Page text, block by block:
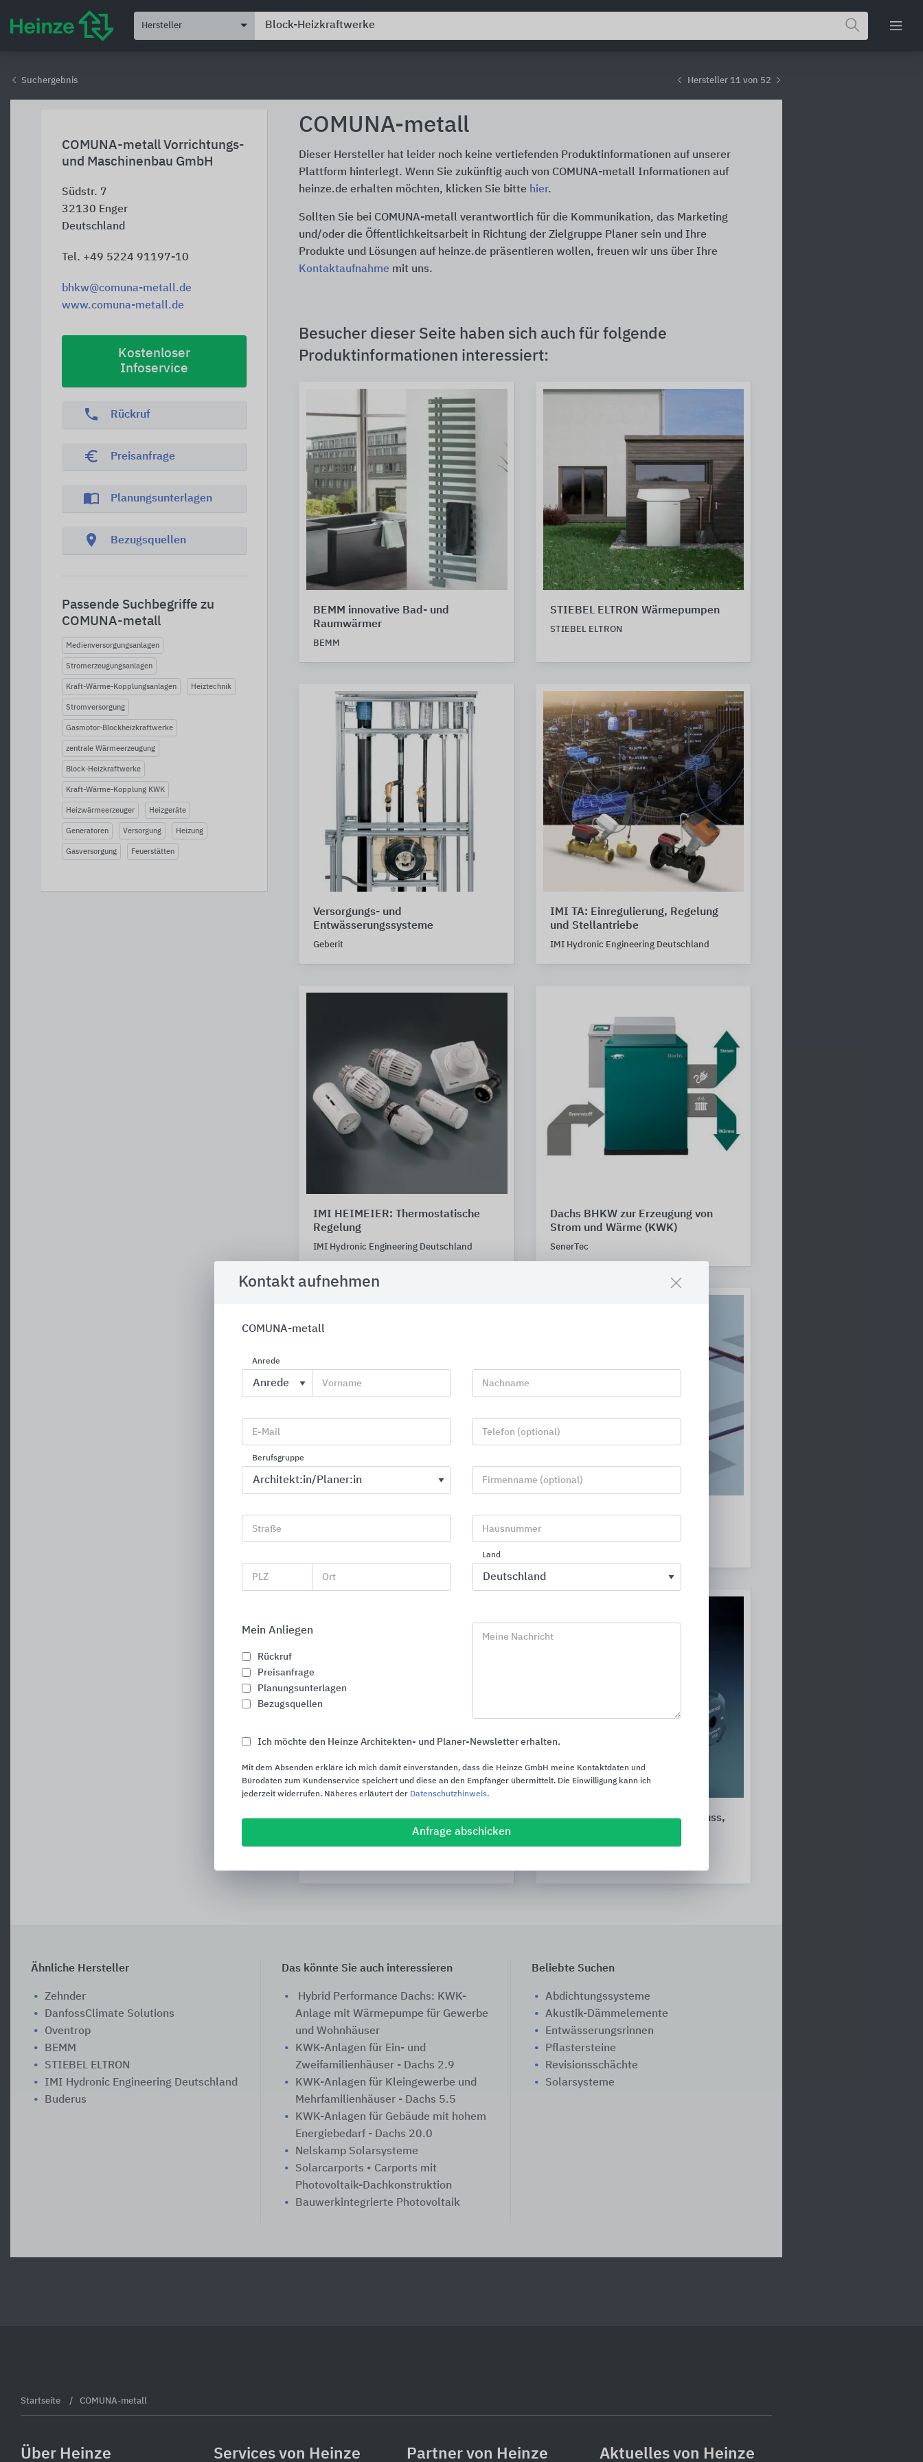
Hersteller
Suchergebnis Hersteller 11 von 52
COMUNA-metall Vorrichtungs-
und Maschinenbau GmbH
Südstr. 7
32130 Enger
Deutschland
Tel. +49 5224 91197-10
bhkw@comuna-metall.de
www.comuna-metall.de
Kostenloser
Infoservice
phone Rückruf
euro_symbol Preisanfrage
import_contacts Planungsunterlagen
location_on Bezugsquellen
Passende Suchbegriffe zu
COMUNA-metall
Medienversorgungsanlagen
Stromerzeugungsanlagen
Kraft-Wärme-Kopplungsanlagen Heiztechnik
Stromversorgung
Gasmotor-Blockheizkraftwerke
zentrale Wärmeerzeugung
Block-Heizkraftwerke
Kraft-Wärme-Kopplung KWK
Heizwärmeerzeuger Heizgeräte
Generatoren Versorgung Heizung
Gasversorgung Feuerstätten
COMUNA-metall
Dieser Hersteller hat leider noch keine vertiefenden Produktinformationen auf unserer
Plattform hinterlegt. Wenn Sie zukünftig auch von COMUNA-metall Informationen auf
heinze.de erhalten möchten, klicken Sie bitte hier.
Sollten Sie bei COMUNA-metall verantwortlich für die Kommunikation, das Marketing
und/oder die Öffentlichkeitsarbeit in Richtung der Zielgruppe Planer sein und Ihre
Produkte und Lösungen auf heinze.de präsentieren wollen, freuen wir uns über Ihre
Kontaktaufnahme mit uns.
Besucher dieser Seite haben sich auch für folgende
Produktinformationen interessiert:
BEMM innovative Bad- und
Raumwärmer
BEMM
STIEBEL ELTRON Wärmepumpen
STIEBEL ELTRON
Versorgungs- und
Entwässerungssysteme
Geberit
IMI TA: Einregulierung, Regelung
und Stellantriebe
IMI Hydronic Engineering Deutschland
IMI HEIMEIER: Thermostatische
Regelung
IMI Hydronic Engineering Deutschland
Dachs BHKW zur Erzeugung von
Strom und Wärme (KWK)
SenerTec
REHAU Systeme zum Heizen,
Komponenten für die
Heizkörperarmaturen
Abgleicharmaturen für Durchfluss,
Absperrarmaturen
Ähnliche Hersteller
Zehnder
DanfossClimate Solutions
Oventrop
BEMM
STIEBEL ELTRON
IMI Hydronic Engineering Deutschland
Buderus
Das könnte Sie auch interessieren
Hybrid Performance Dachs: KWK-
Anlage mit Wärmepumpe für Gewerbe
und Wohnhäuser
KWK-Anlagen für Ein- und
Zweifamilienhäuser - Dachs 2.9
KWK-Anlagen für Kleingewerbe und
Mehrfamilienhäuser - Dachs 5.5
KWK-Anlagen für Gebäude mit hohem
Energiebedarf - Dachs 20.0
Nelskamp Solarsysteme
Solarcarports • Carports mit
Photovoltaik-Dachkonstruktion
Bauwerkintegrierte Photovoltaik
Beliebte Suchen
Abdichtungssysteme
Akustik-Dämmelemente
Entwässerungsrinnen
Pflastersteine
Revisionsschächte
Solarsysteme
Kontakt aufnehmen
COMUNA-metall
Anrede
Vorname Nachname
E-Mail Telefon (optional)
Berufsgruppe
Firmenname (optional)
Straße Hausnummer
PLZ Ort
Land
Mein Anliegen
Rückruf
Preisanfrage
Planungsunterlagen
Bezugsquellen
Meine Nachricht
Ich möchte den Heinze Architekten- und Planer-Newsletter erhalten.
Mit dem Absenden erkläre ich mich damit einverstanden, dass die Heinze GmbH meine Kontaktdaten und
Bürodaten zum Kundenservice speichert und diese an den Empfänger übermittelt. Die Einwilligung kann ich
jederzeit widerrufen. Näheres erläutert der Datenschutzhinweis.
Anfrage abschicken
Startseite COMUNA-metall
Über Heinze Services von Heinze Partner von Heinze Aktuelles von Heinze